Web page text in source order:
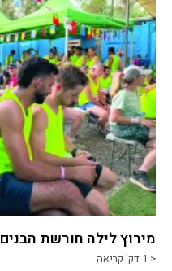
מירוץ לילה חורשת הבנים
< 1 דק' קריאה